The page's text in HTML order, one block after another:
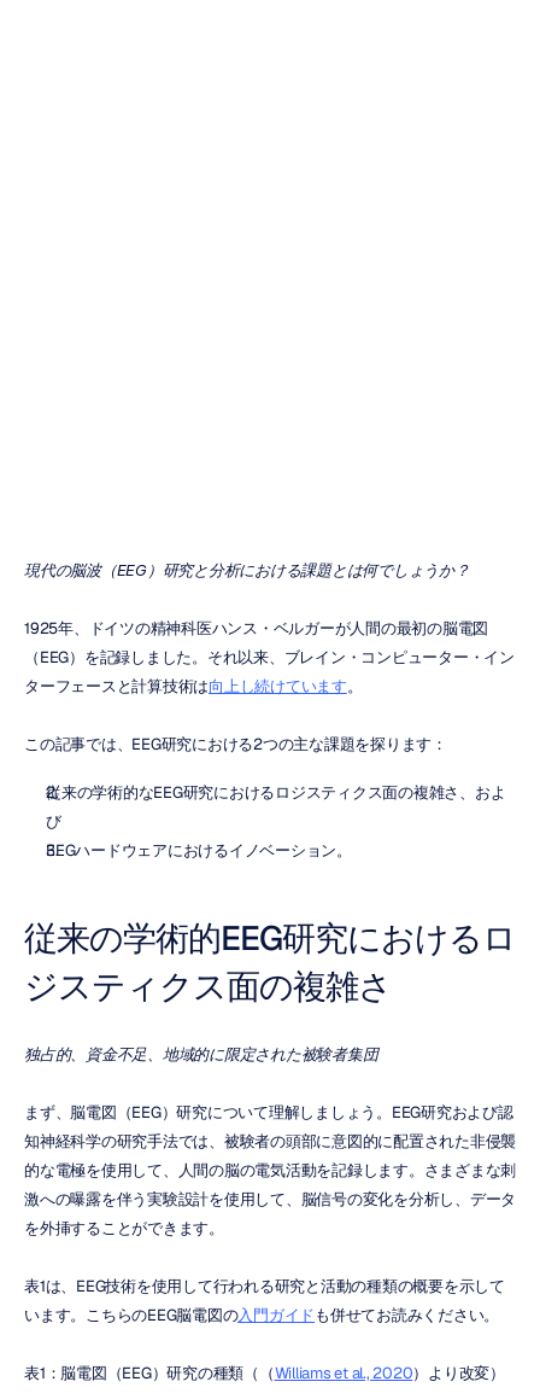
現代の脳波（EEG）研究と分析における課題とは何でしょうか？
1925年、ドイツの精神科医ハンス・ベルガーが人間の最初の脳電図
（EEG）を記録しました。それ以来、ブレイン・コンピューター・イン
ターフェースと計算技術は向上し続けています。
この記事では、EEG研究における2つの主な課題を探ります：
従来の学術的なEEG研究におけるロジスティクス面の複雑さ、およ
び
EEGハードウェアにおけるイノベーション。
従来の学術的EEG研究におけるロ
ジスティクス面の複雑さ
独占的、資金不足、地域的に限定された被験者集団
まず、脳電図（EEG）研究について理解しましょう。EEG研究および認
知神経科学の研究手法では、被験者の頭部に意図的に配置された非侵襲
的な電極を使用して、人間の脳の電気活動を記録します。さまざまな刺
激への曝露を伴う実験設計を使用して、脳信号の変化を分析し、データ
を外挿することができます。
表1は、EEG技術を使用して行われる研究と活動の種類の概要を示して
います。こちらのEEG脳電図の入門ガイドも併せてお読みください。
表1：脳電図（EEG）研究の種類（（Williams et al., 2020）より改変）